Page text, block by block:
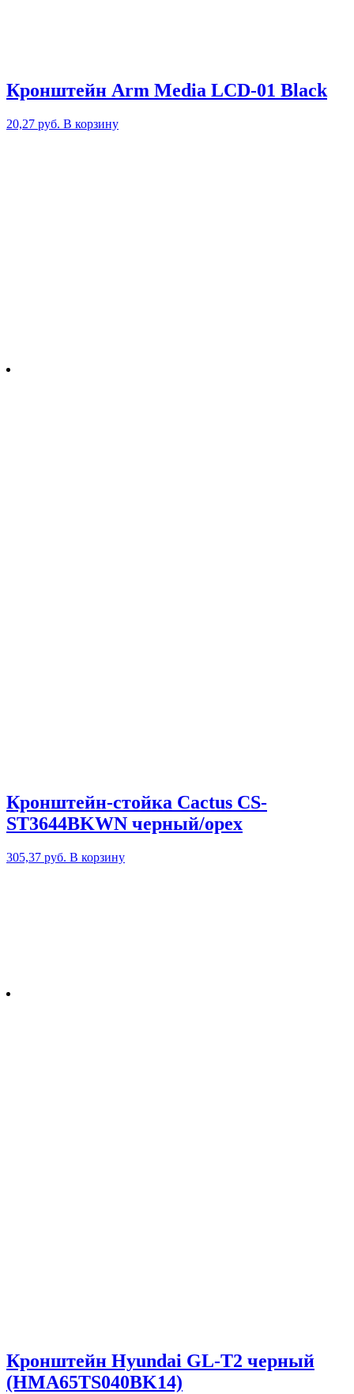
Кронштейн Arm Media LCD-01 Black
20,27 руб. В корзину
Кронштейн-стойка Cactus CS-
ST3644BKWN черный/орех
305,37 руб. В корзину
Кронштейн Hyundai GL-T2 черный
(HMA65TS040BK14)